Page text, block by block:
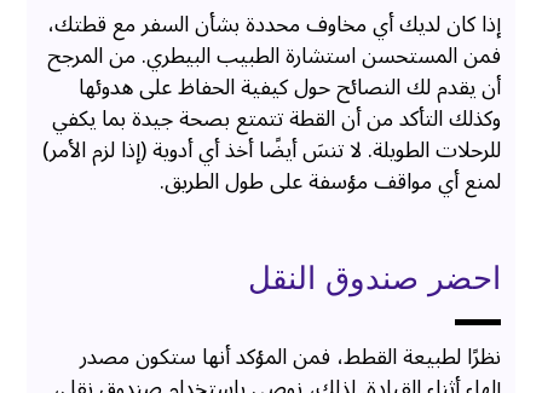
إذا كان لديك أي مخاوف محددة بشأن السفر مع قطتك،
فمن المستحسن استشارة الطبيب البيطري. من المرجح
أن يقدم لك النصائح حول كيفية الحفاظ على هدوئها
وكذلك التأكد من أن القطة تتمتع بصحة جيدة بما يكفي
للرحلات الطويلة. لا تنسَ أيضًا أخذ أي أدوية (إذا لزم الأمر)
لمنع أي مواقف مؤسفة على طول الطريق.
احضر صندوق النقل
نظرًا لطبيعة القطط، فمن المؤكد أنها ستكون مصدر